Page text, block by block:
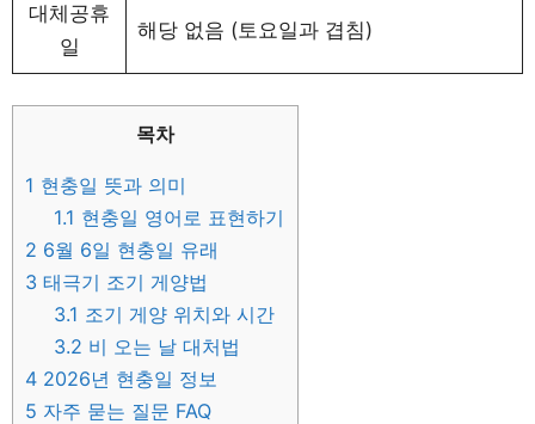
대체공휴
일
해당 없음 (토요일과 겹침)
목차
1 현충일 뜻과 의미
1.1 현충일 영어로 표현하기
2 6월 6일 현충일 유래
3 태극기 조기 게양법
3.1 조기 게양 위치와 시간
3.2 비 오는 날 대처법
4 2026년 현충일 정보
5 자주 묻는 질문 FAQ